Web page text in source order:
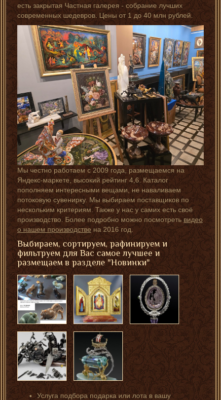
есть закрытая Частная галерея - собрание лучших
современных шедевров. Цены от 1 до 40 млн рублей.
Мы честно работаем с 2009 года, размещаемся на
Яндекс-маркете, высокий рейтинг 4,6. Каталог
пополняем интересными вещами, не наваливаем
потоковую сувенирку. Мы выбираем поставщиков по
нескольким критериям. Также у нас у самих есть своё
производство. Более подробно можно посмотретьвидео
о нашем производствена 2016 год.
Выбираем, сортируем, рафинируем и
фильтруем для Вас самое лучшее и
размещаем в разделе "Новинки"
Услуга подбора подарка или лота в вашу